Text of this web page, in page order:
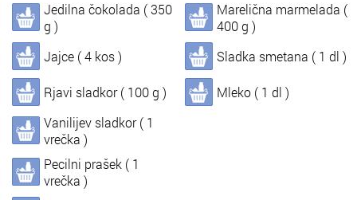
In Informacije o nas
Jedilna čokolada ( 350
g )
Jajce ( 4 kos )
Rjavi sladkor ( 100 g )
Vanilijev sladkor ( 1
vrečka )
Pecilni prašek ( 1
vrečka )
Marelična marmelada (
400 g )
Sladka smetana ( 1 dl )
Mleko ( 1 dl )